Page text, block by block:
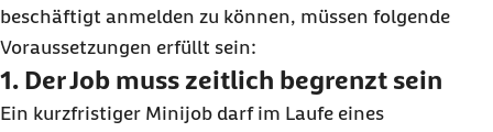
beschäftigt anmelden zu können, müssen folgende
Voraussetzungen erfüllt sein:
1. Der Job muss zeitlich begrenzt sein
Ein kurzfristiger Minijob darf im Laufe eines